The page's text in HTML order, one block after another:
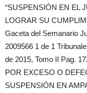
“SUSPENSIÓN EN EL
LOGRAR SU
Gaceta del Semanario
2009566 1 de 1
de 2015, Tomo II Pag.
POR EXCESO O
SUSPENSIÓN EN